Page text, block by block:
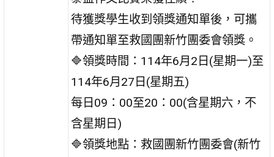
待獲獎學生收到領獎通知單後，可攜
帶通知單至救國團新竹團委會領獎。
🔷領獎時間：114年6月2日(星期一)至
114年6月27日(星期五)
每日09：00至20：00(含星期六，不
含星期日)
🔷領獎地點：救國團新竹團委會(新竹